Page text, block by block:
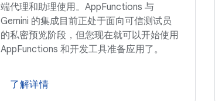
端代理和助理使用。AppFunctions 与
Gemini 的集成目前正处于面向可信测试员
的私密预览阶段，但您现在就可以开始使用
AppFunctions 和开发工具准备应用了。
了解详情